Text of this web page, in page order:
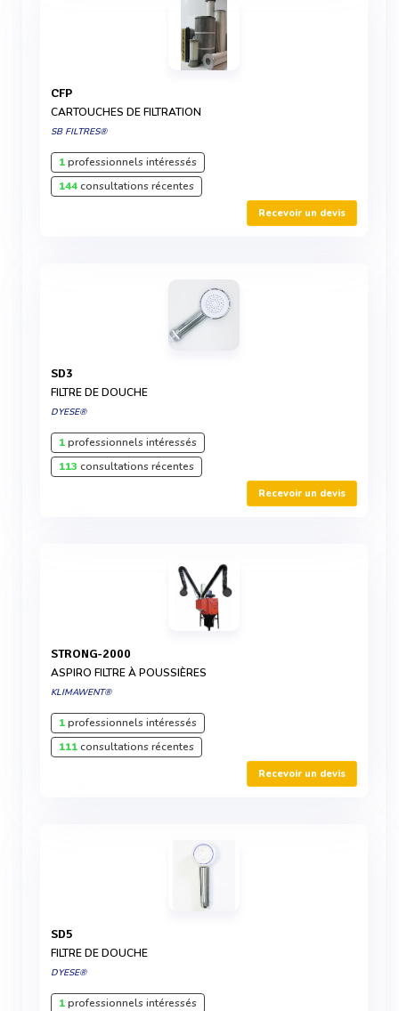
CFP
CARTOUCHES DE FILTRATION
SB FILTRES®
1professionnels intéressés
144consultations récentes
Recevoir un devis
SD3
FILTRE DE DOUCHE
DYESE®
1professionnels intéressés
113 consultations récentes
Recevoir un devis
STRONG-2000
ASPIRO FILTRE À POUSSIÈRES
KLIMAWENT®
1professionnels intéressés
111consultations récentes
Recevoir un devis
SD5
FILTRE DE DOUCHE
DYESE®
1professionnels intéressés